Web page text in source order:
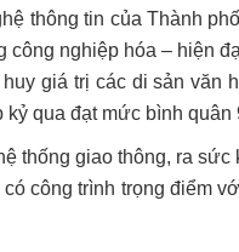
thông tin của Thành
công nghiệp hóa – hiện
huy giá trị các di sản văn
kỷ qua đạt mức bình quân
thống giao thông, ra
công trình trọng điểm